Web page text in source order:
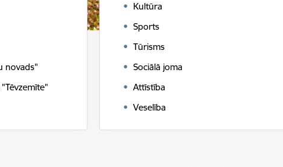
novads"
Kultūra
Sports
Tūrisms
Sociālā joma
Attīstība
Veselība